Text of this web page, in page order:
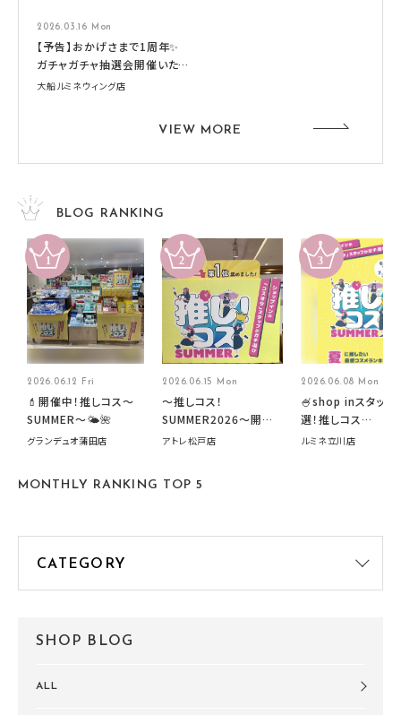
2026.03.16 Mon
【予告】おかげさまで1周年✨
ガチャガチャ抽選会開催いたし
ます！！
大船ルミネウィング店
VIEW MORE
BLOG RANKING
2026.06.12 Fri
💄開催中！推しコス〜
SUMMER〜🌤️🌺
グランデュオ蒲田店
2026.06.15 Mon
～推しコス！
SUMMER2026～開催
中です！
アトレ松戸店
2026.06.08 Mon
🍧shop inスタッフ
選！推しコス
summer2026開催
ルミネ立川店
MONTHLY RANKING TOP 5
SHOP BLOG
ALL